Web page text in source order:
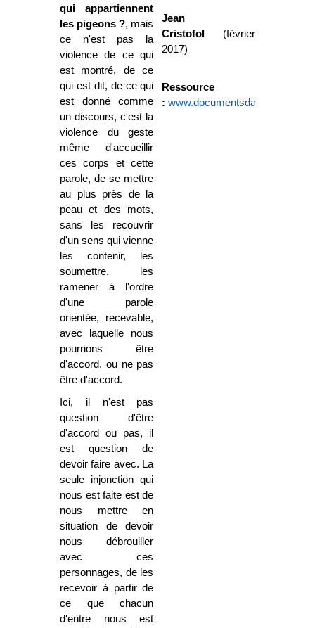
qui appartiennent
les pigeons ?, mais
ce n'est pas la
violence de ce qui
est montré, de ce
qui est dit, de ce qui
est donné comme
un discours, c'est la
violence du geste
même d'accueillir
ces corps et cette
parole, de se mettre
au plus près de la
peau et des mots,
sans les recouvrir
d'un sens qui vienne
les contenir, les
soumettre, les
ramener à l'ordre
d'une parole
orientée, recevable,
avec laquelle nous
pourrions être
d'accord, ou ne pas
être d'accord.
Ici, il n'est pas
question d'être
d'accord ou pas, il
est question de
devoir faire avec. La
seule injonction qui
nous est faite est de
nous mettre en
situation de devoir
nous débrouiller
avec ces
personnages, de les
recevoir à partir de
ce que chacun
d'entre nous est
Jean
Cristofol (février
2017)
Ressource
: www.documentsdartistes.org/